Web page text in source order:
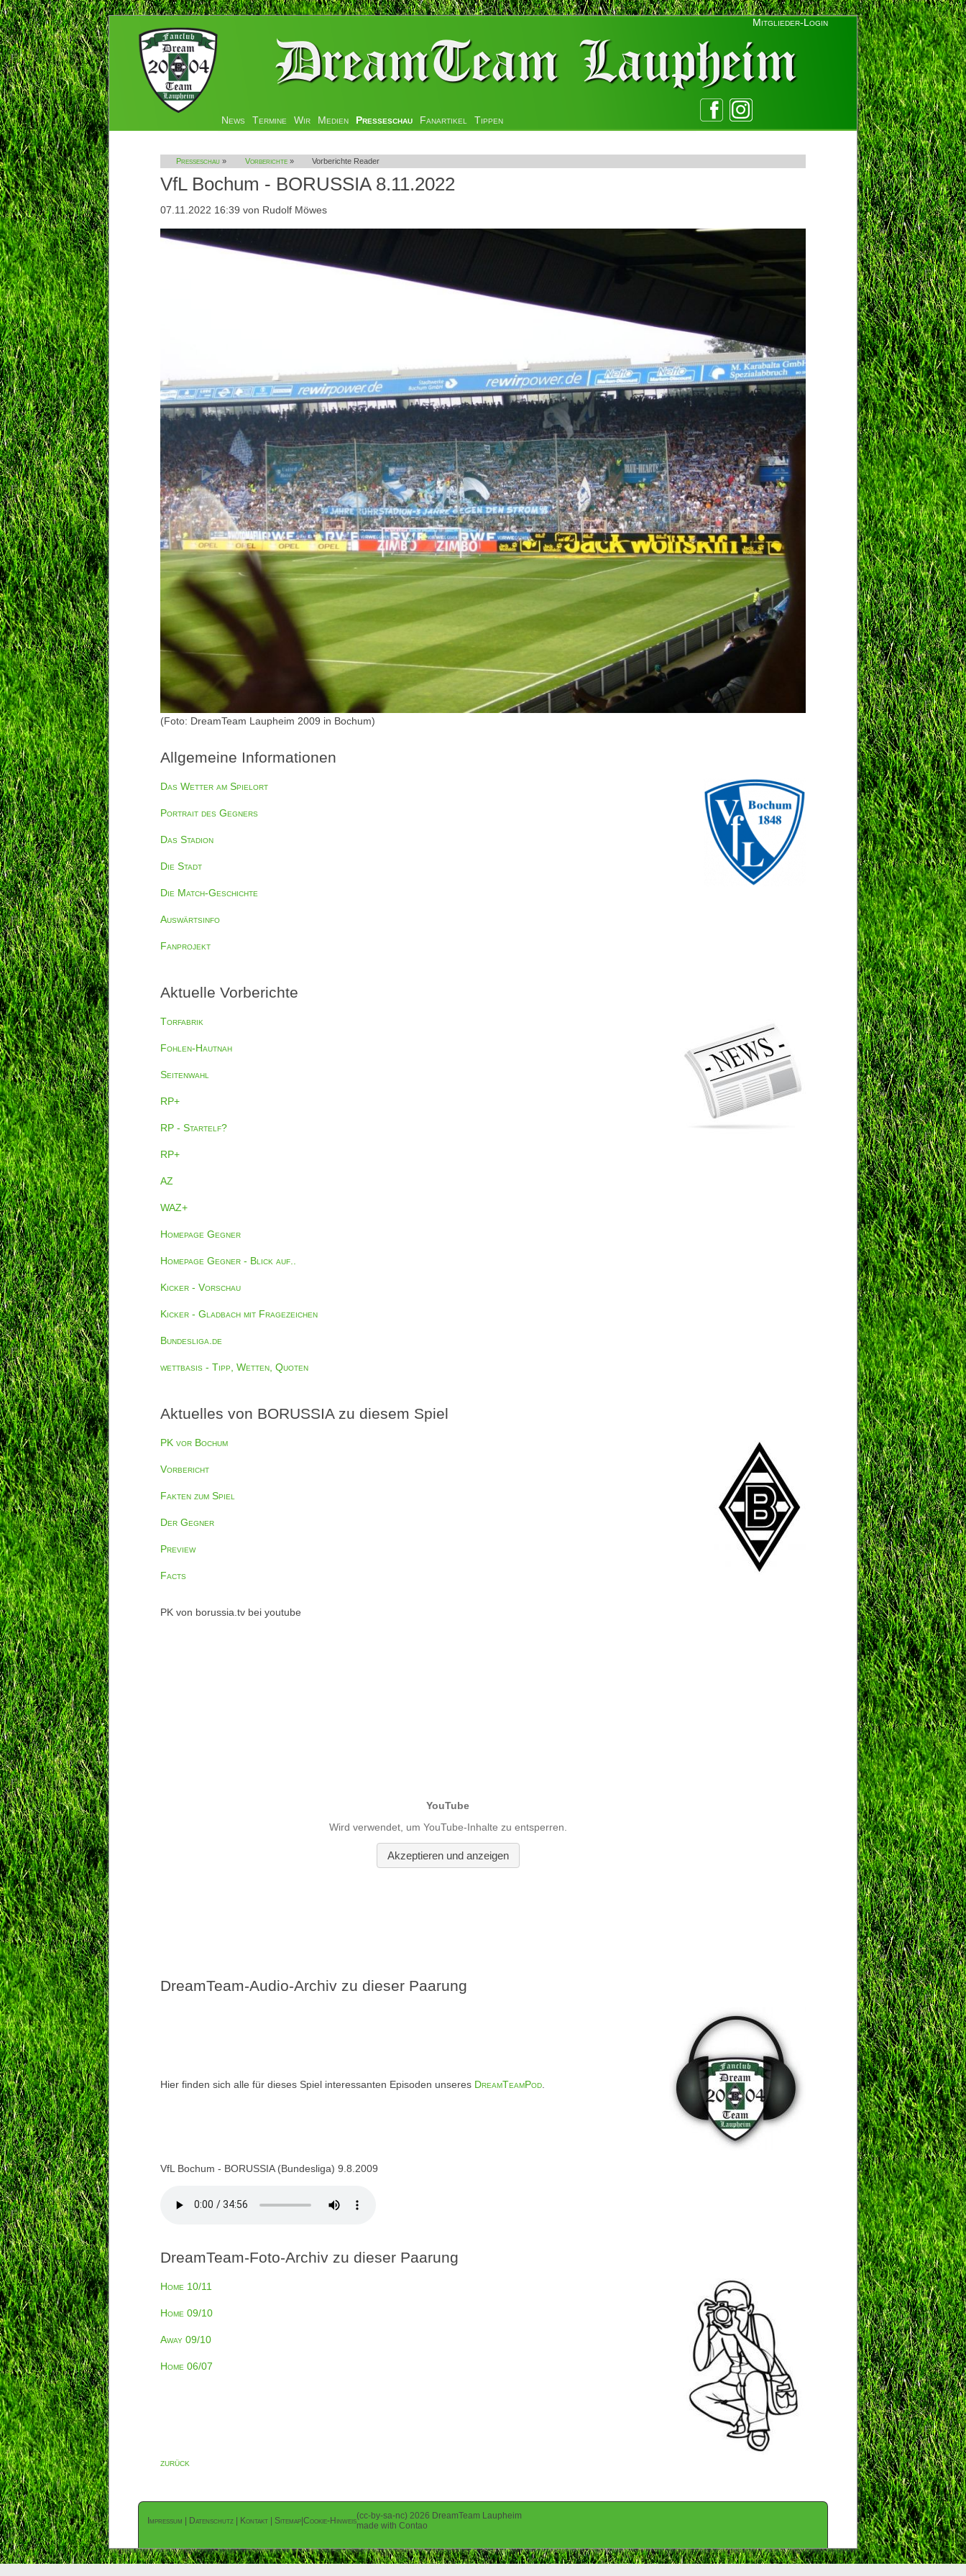
Mitglieder-Login
Navigation
News Termine Wir Medien Presseschau Fanartikel Tippen
Presseschau » Vorberichte» Vorberichte Reader
VfL Bochum - BORUSSIA 8.11.2022
07.11.2022 16:39 von Rudolf Möwes
(Foto: DreamTeam Laupheim 2009 in Bochum)
Allgemeine Informationen
Das Wetter am Spielort
Portrait des Gegners
Das Stadion
Die Stadt
Die Match-Geschichte
Auswärtsinfo
Fanprojekt
Aktuelle Vorberichte
Torfabrik
Fohlen-Hautnah
Seitenwahl
RP+
RP - Startelf?
RP+
AZ
WAZ+
Homepage Gegner
Homepage Gegner - Blick auf..
Kicker - Vorschau
Kicker - Gladbach mit Fragezeichen
Bundesliga.de
wettbasis - Tipp, Wetten, Quoten
Aktuelles von BORUSSIA zu diesem Spiel
PK vor Bochum
Vorbericht
Fakten zum Spiel
Der Gegner
Preview
Facts
PK von borussia.tv bei youtube
DreamTeam-Audio-Archiv zu dieser Paarung
Hier finden sich alle für dieses Spiel interessanten Episoden unseres DreamTeamPod
VfL Bochum - BORUSSIA (Bundesliga) 9.8.2009
DreamTeam-Foto-Archiv zu dieser Paarung
Home 10/11
Home 09/10
Away 09/10
Home 06/07
zurück
Impressum | Datenschutz | Kontakt | Sitemap|Cookie-Hinweis(cc-by-sa-nc) 2026 DreamTeam Laupheim
made with Contao